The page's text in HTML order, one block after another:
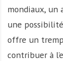
mondiaux, un
une
offre un
contribuer à